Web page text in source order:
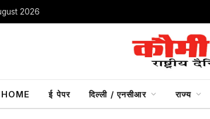
2026
HOME ई पेपर दिल्ली / एनसीआर राज्य